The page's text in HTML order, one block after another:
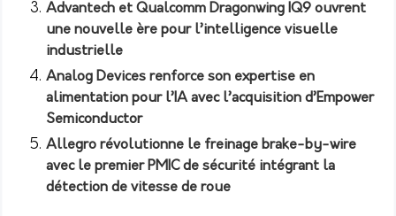
Advantech et Qualcomm Dragonwing IQ9 ouvrent
une nouvelle ère pour l’intelligence visuelle
industrielle
Analog Devices renforce son expertise en
alimentation pour l’IA avec l’acquisition d’Empower
Semiconductor
Allegro révolutionne le freinage brake-by-wire
avec le premier PMIC de sécurité intégrant la
détection de vitesse de roue